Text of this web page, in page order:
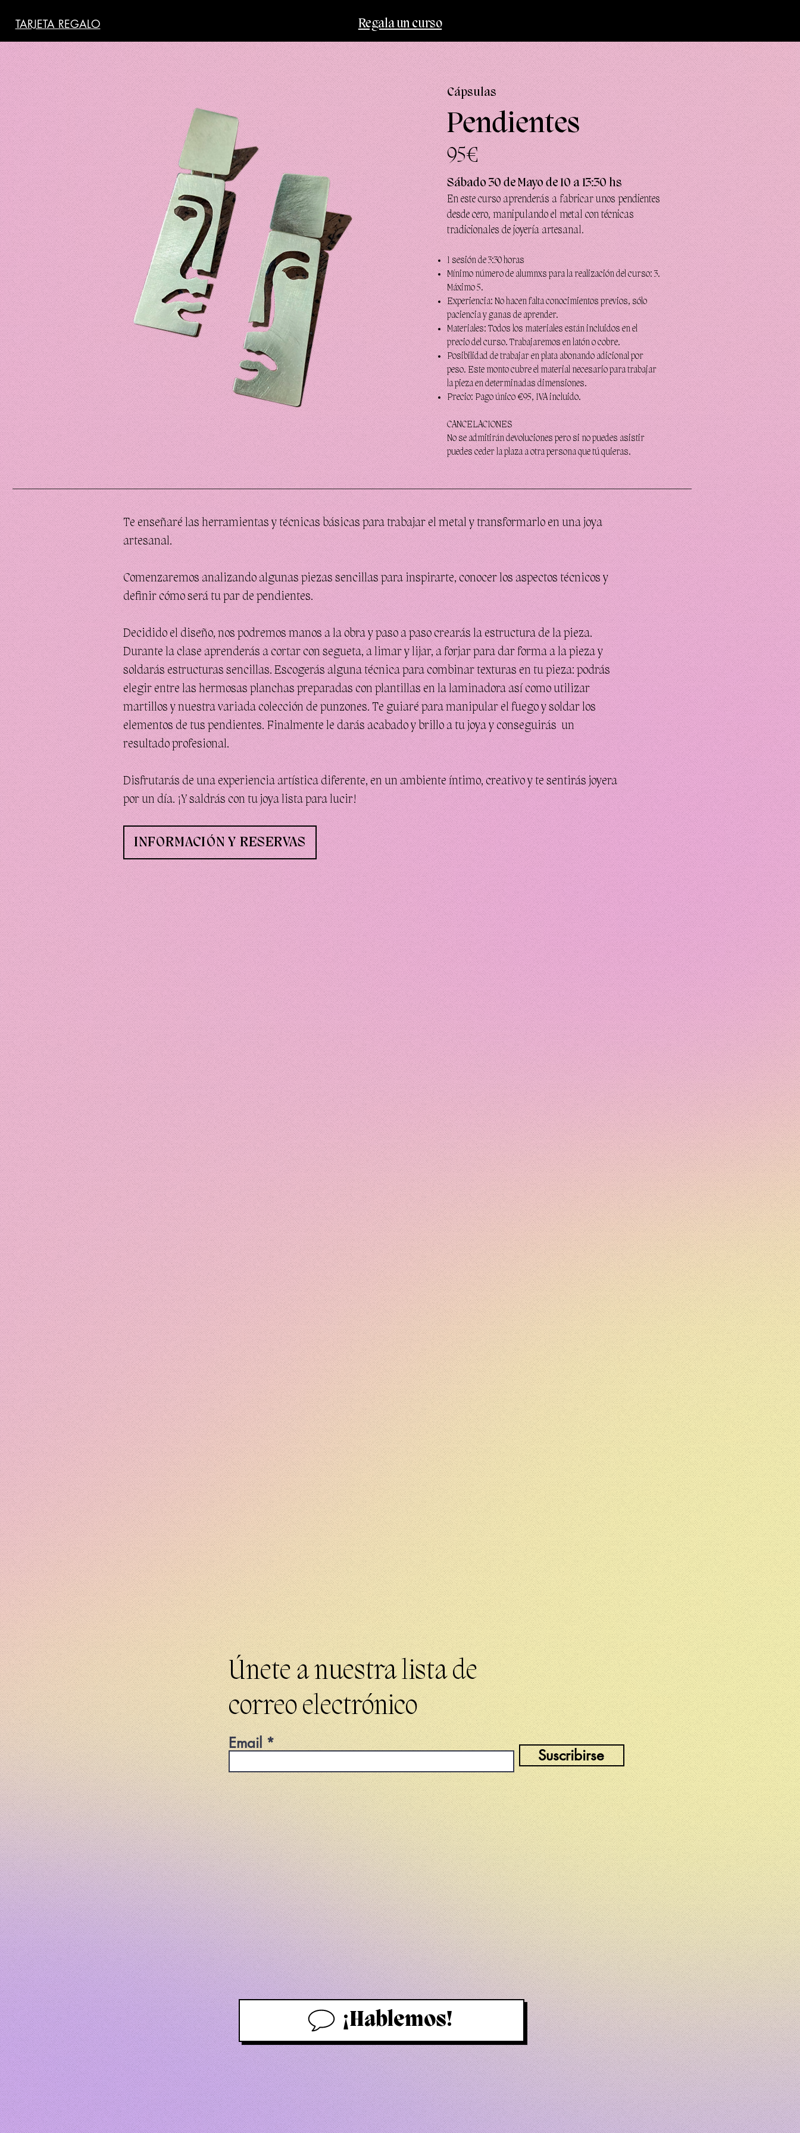
TARJETA REGALO Regala un curso
Cápsulas
Pendientes
95€
Sábado 30 de Mayo de 10 a 13:30 hs
En este curso aprenderás a fabricar unos pendientes
desde cero, manipulando el metal con técnicas
tradicionales de joyería artesanal.
1 sesión de 3:30 horas
Mínimo número de alumnxs para la realización del curso: 3.
Máximo 5.
Experiencia: No hacen falta conocimientos previos, sólo
paciencia y ganas de aprender.
Materiales: Todos los materiales están incluidos en el
precio del curso. Trabajaremos en latón o cobre.
Posibilidad de trabajar en plata abonando adicional por
peso. Este monto cubre el material necesario para trabajar
la pieza en determinadas dimensiones.
Precio: Pago único €95, IVA incluido.
CANCELACIONES
No se admitirán devoluciones pero si no puedes asistir
puedes ceder la plaza a otra persona que tú quieras.
Te enseñaré las herramientas y técnicas básicas para trabajar el metal y transformarlo en una joya
artesanal.
Comenzaremos analizando algunas piezas sencillas para inspirarte, conocer los aspectos técnicos y
definir cómo será tu par de pendientes.
Decidido el diseño, nos podremos manos a la obra y paso a paso crearás la estructura de la pieza.
Durante la clase aprenderás a cortar con segueta, a limar y lijar, a forjar para dar forma a la pieza y
soldarás estructuras sencillas. Escogerás alguna técnica para combinar texturas en tu pieza: podrás
elegir entre las hermosas planchas preparadas con plantillas en la laminadora así como utilizar
martillos y nuestra variada colección de punzones. Te guiaré para manipular el fuego y soldar los
elementos de tus pendientes. Finalmente le darás acabado y brillo a tu joya y conseguirás un
resultado profesional.
Disfrutarás de una experiencia artística diferente, en un ambiente íntimo, creativo y te sentirás joyera
por un día. ¡Y saldrás con tu joya lista para lucir!
INFORMACIÓN Y RESERVAS
Únete a nuestra lista de
correo electrónico
Email
Suscribirse
¡Hablemos!